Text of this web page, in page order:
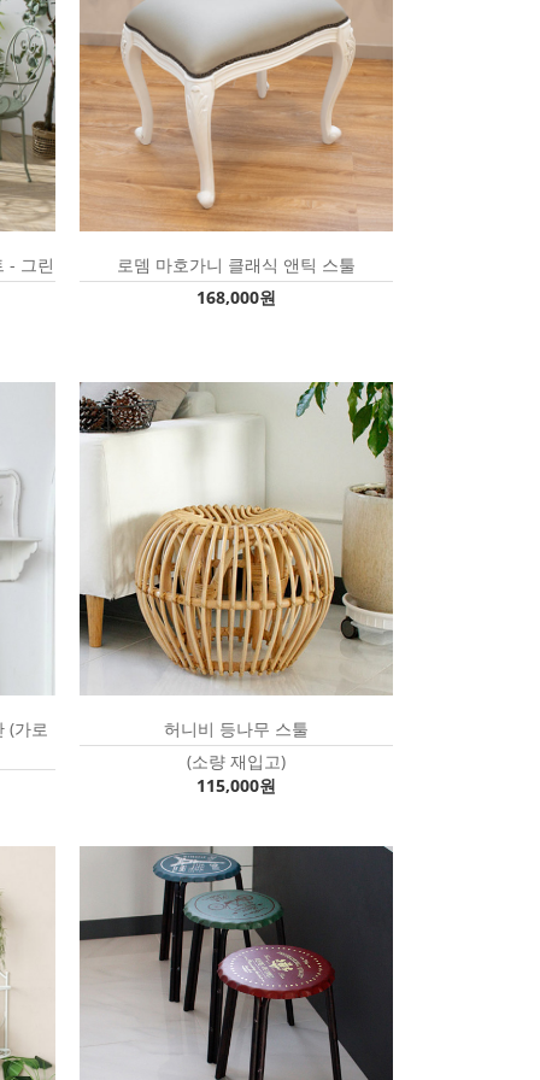
- 그린
로뎀 마호가니 클래식 앤틱 스툴
168,000원
(가로
허니비 등나무 스툴
(소량 재입고)
115,000원